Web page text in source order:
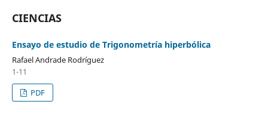
CIENCIAS
Ensayo de estudio de Trigonometría hiperbólica
Rafael Andrade Rodríguez
1-11
PDF